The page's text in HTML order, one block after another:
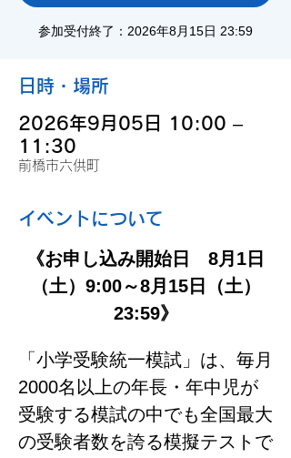
参加受付終了：2026年8月15日 23:59
日時・場所
2026年9月05日 10:00 –
11:30
前橋市六供町
イベントについて
《お申し込み開始日　8月1日
（土）9:00～8月15日（土）
23:59》
「小学受験統一模試」は、毎月
2000名以上の年長・年中児が
受験する模試の中でも全国最大
の受験者数を誇る模擬テストで